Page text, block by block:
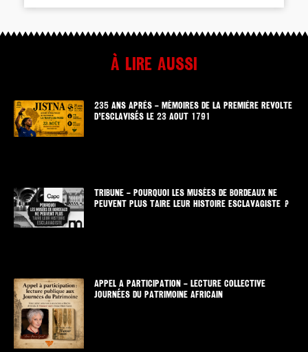
À lire aussi
235 ANS APRÈS – MÉMOIRES DE LA PREMIÈRE REVOLTE
D’ESCLAVISÉS LE 23 AOUT 1791
TRIBUNE – POURQUOI LES MUSÉES DE BORDEAUX NE
PEUVENT PLUS TAIRE LEUR HISTOIRE ESCLAVAGISTE ?
APPEL A PARTICIPATION – LECTURE COLLECTIVE
JOURNÉES DU PATRIMOINE AFRICAIN